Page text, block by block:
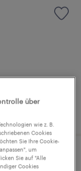
über
wie z. B.
Cookies
Sie Ihre Cookie-
um
Sie auf "Alle
Cookies